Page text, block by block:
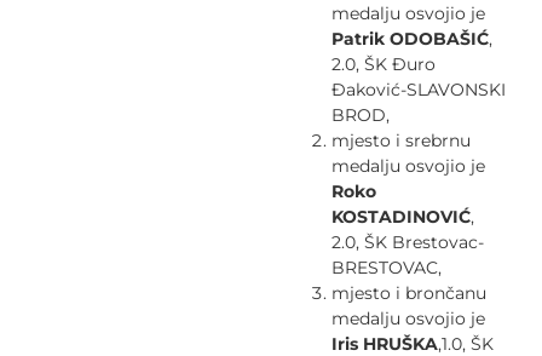
medalju osvojio je
Patrik ODOBAŠIĆ,
2.0, ŠK Đuro
Đaković-SLAVONSKI
BROD,
mjesto i srebrnu
medalju osvojio je
Roko
KOSTADINOVIĆ,
2.0, ŠK Brestovac-
BRESTOVAC,
mjesto i brončanu
medalju osvojio je
Iris HRUŠKA,1.0, ŠK